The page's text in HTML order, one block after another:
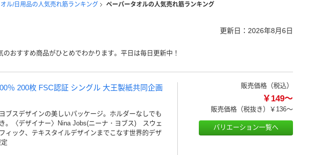
ル/日用品の人気売れ筋ランキング ペーパータオルの人気売れ筋ランキング
更新日： 2026年8月6日
おすすめ商品がひとめでわかります。平日は毎日更新中！
％ 200枚 FSC認証 シングル 大王製紙共同企画
ブスデザインの美しいパッケージ。ホルダーなしでも
。〈デザイナー〉Nina Jobs(ニーナ・ヨブス) スウェ
ィック、テキスタイルデザインまでこなす世界的デザ
販売価格（税込）
￥149～
販売価格（税抜き） ￥136～
バリエーション一覧へ